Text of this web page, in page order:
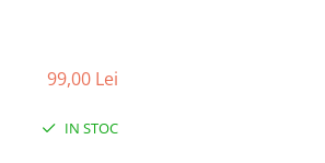
99,00 Lei
IN STOC